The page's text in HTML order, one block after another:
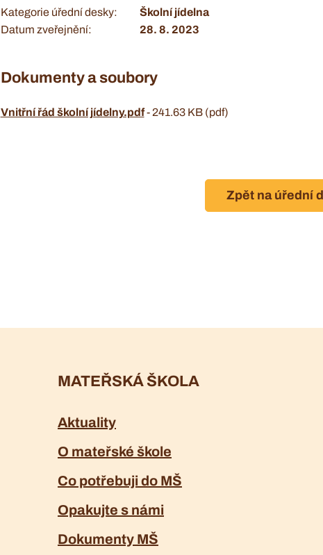
Kategorie úřední desky
Školní jídelna
Datum zveřejnění
28. 8. 2023
Dokumenty a soubory
Vnitřní řád školní jídelny.pdf - 241.63 KB (pdf)
Zpět na úřední
MATEŘSKÁ ŠKOLA
Aktuality
O mateřské škole
Co potřebuji do MŠ
Opakujte s námi
Dokumenty MŠ